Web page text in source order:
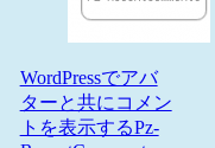
WordPressでアバ
ターと共にコメン
トを表示するPz-